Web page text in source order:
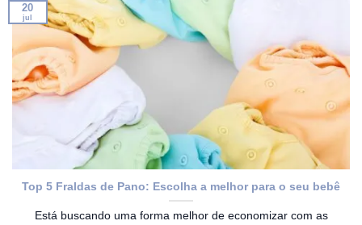
Top 5 Fraldas de Pano: Escolha a melhor para o seu bebê
Está buscando uma forma melhor de economizar com as
20
jul